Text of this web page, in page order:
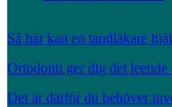
Så här kan en tandläkare
Ortodonti ger dig det
Det är därför du behöver